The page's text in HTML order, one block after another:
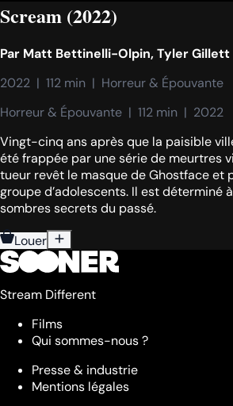
Scream (2022)
Par Matt Bettinelli-Olpin,Tyler Gillett
2022  |  112 min  |  Horreur & Épouvante
Horreur & Épouvante  |  112 min  |  2022
Vingt-cinq ans après que la paisible
été frappée par une série de meurtres
tueur revêt le masque de Ghostface et
groupe d’adolescents. Il est déterminé
sombres secrets du passé.
Louer
Stream Different
Films
Qui sommes-nous ?
Presse & industrie
Mentions légales